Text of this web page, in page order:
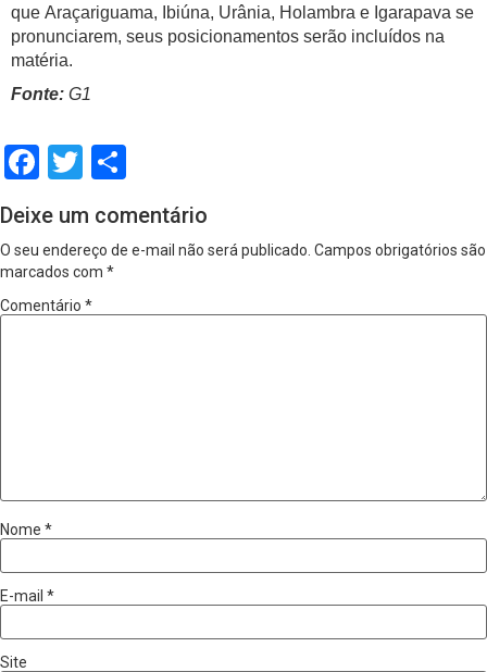
que Araçariguama, Ibiúna, Urânia, Holambra e Igarapava se
pronunciarem, seus posicionamentos serão incluídos na
matéria.
Fonte: G1
Facebook
Twitter
Deixe um comentário
O seu endereço de e-mail não será publicado. Campos obrigatórios são
marcados com *
Comentário *
Nome *
E-mail *
Site